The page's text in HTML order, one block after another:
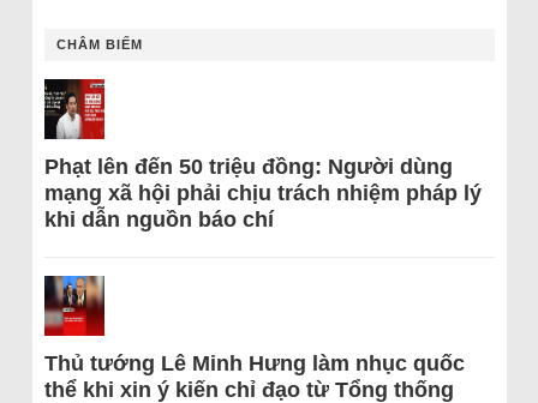
CHÂM BIẾM
Phạt lên đến 50 triệu đồng: Người dùng
mạng xã hội phải chịu trách nhiệm pháp lý
khi dẫn nguồn báo chí
Thủ tướng Lê Minh Hưng làm nhục quốc
thể khi xin ý kiến chỉ đạo từ Tổng thống